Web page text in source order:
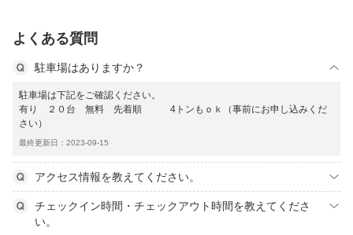
よくある質問
駐車場はありますか？
駐車場は下記をご確認ください。
有り ２０台 無料 先着順 4トンもｏｋ（事前にお申し込みくだ
さい）
最終更新日：2023-09-15
アクセス情報を教えてください。
チェックイン時間・チェックアウト時間を教えてくださ
い。